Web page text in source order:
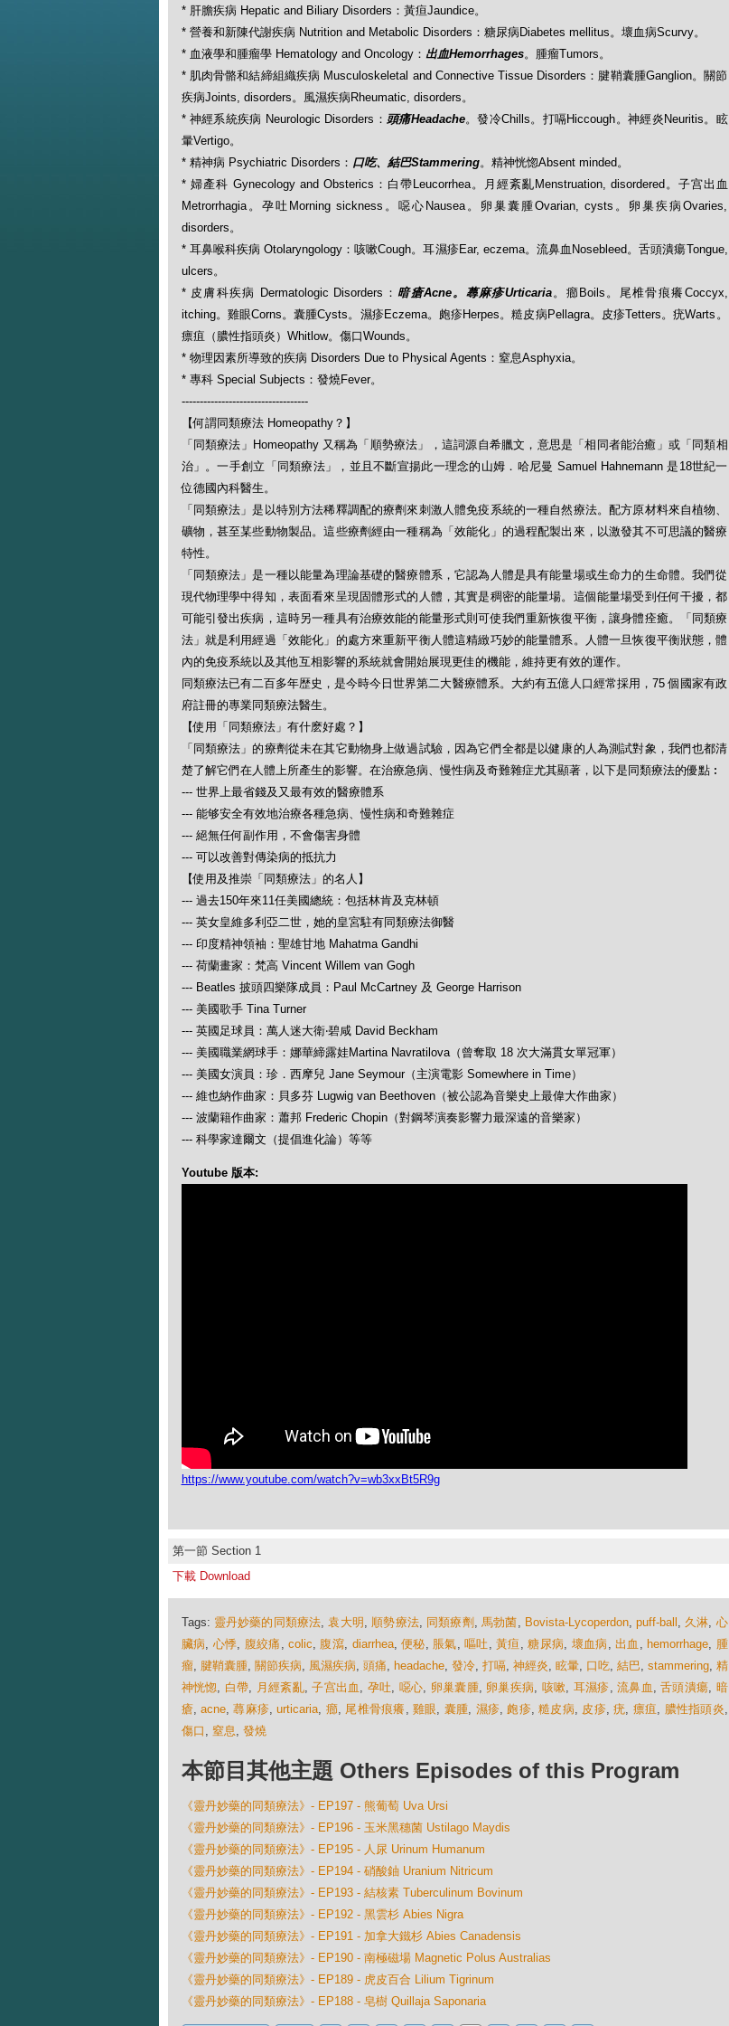
* 肝膽疾病 Hepatic and Biliary Disorders：黃疸Jaundice。
* 營養和新陳代謝疾病 Nutrition and Metabolic Disorders：糖尿病Diabetes mellitus。壞血病Scurvy。
* 血液學和腫瘤學 Hematology and Oncology： 出血Hemorrhages。腫瘤Tumors。
* 肌肉骨骼和結締組織疾病 Musculoskeletal and Connective Tissue Disorders：腱鞘囊腫Ganglion。關節
疾病Joints, disorders。風濕疾病Rheumatic, disorders。
* 神經系統疾病 Neurologic Disorders：頭痛Headache。發冷Chills。打嗝Hiccough。神經炎Neuritis。眩
暈Vertigo。
* 精神病 Psychiatric Disorders： 口吃、結巴Stammering。精神恍惚Absent minded。
* 婦產科 Gynecology and Obsterics：白帶Leucorrhea。月經紊亂Menstruation, disordered。子宫出血
Metrorrhagia。孕吐Morning sickness。噁心Nausea。卵巢囊腫Ovarian, cysts。卵巢疾病Ovaries,
disorders。
* 耳鼻喉科疾病 Otolaryngology：咳嗽Cough。耳濕疹Ear, eczema。流鼻血Nosebleed。舌頭潰瘍Tongue,
ulcers。
* 皮膚科疾病 Dermatologic Disorders： 暗瘡Acne。蕁麻疹Urticaria。癤Boils。尾椎骨痕癢Coccyx,
itching。雞眼Corns。囊腫Cysts。濕疹Eczema。皰疹Herpes。糙皮病Pellagra。皮疹Tetters。疣Warts。
瘭疽（膿性指頭炎）Whitlow。傷口Wounds。
* 物理因素所導致的疾病 Disorders Due to Physical Agents：窒息Asphyxia。
* 專科 Special Subjects：發燒Fever。
-----------------------------------
【何謂同類療法 Homeopathy？】
「同類療法」Homeopathy 又稱為「順勢療法」，這詞源自希臘文，意思是「相同者能治癒」或「同類相
治」。一手創立「同類療法」，並且不斷宣揚此一理念的山姆．哈尼曼 Samuel Hahnemann 是18世紀一
位德國內科醫生。
「同類療法」是以特別方法稀釋調配的療劑來刺激人體免疫系統的一種自然療法。配方原材料來自植物、
礦物，甚至某些動物製品。這些療劑經由一種稱為「效能化」的過程配製出來，以激發其不可思議的醫療
特性。
「同類療法」是一種以能量為理論基礎的醫療體系，它認為人體是具有能量場或生命力的生命體。我們從
現代物理學中得知，表面看來呈現固體形式的人體，其實是稠密的能量場。這個能量場受到任何干擾，都
可能引發出疾病，這時另一種具有治療效能的能量形式則可使我們重新恢復平衡，讓身體痊癒。「同類療
法」就是利用經過「效能化」的處方來重新平衡人體這精緻巧妙的能量體系。人體一旦恢復平衡狀態，體
內的免疫系統以及其他互相影響的系統就會開始展現更佳的機能，維持更有效的運作。
同類療法已有二百多年歴史，是今時今日世界第二大醫療體系。大約有五億人口經常採用，75 個國家有政
府註冊的專業同類療法醫生。
【使用「同類療法」有什麽好處？】
「同類療法」的療劑從未在其它動物身上做過試驗，因為它們全都是以健康的人為測試對象，我們也都清
楚了解它們在人體上所產生的影響。在治療急病、慢性病及奇難雜症尤其顯著，以下是同類療法的優點︰
--- 世界上最省錢及又最有效的醫療體系
--- 能够安全有效地治療各種急病、慢性病和奇難雜症
--- 絕無任何副作用，不會傷害身體
--- 可以改善對傳染病的抵抗力
【使用及推崇「同類療法」的名人】
--- 過去150年來11任美國總統：包括林肯及克林頓
--- 英女皇維多利亞二世，她的皇宮駐有同類療法御醫
--- 印度精神領袖：聖雄甘地 Mahatma Gandhi
--- 荷蘭畫家：梵高 Vincent Willem van Gogh
--- Beatles 披頭四樂隊成員：Paul McCartney 及 George Harrison
--- 美國歌手 Tina Turner
--- 英國足球員：萬人迷大衛‧碧咸 David Beckham
--- 美國職業網球手：娜華締露娃Martina Navratilova（曾奪取 18 次大滿貫女單冠軍）
--- 美國女演員：珍．西摩兒 Jane Seymour（主演電影 Somewhere in Time）
--- 維也納作曲家：貝多芬 Lugwig van Beethoven（被公認為音樂史上最偉大作曲家）
--- 波蘭籍作曲家：蕭邦 Frederic Chopin（對鋼琴演奏影響力最深遠的音樂家）
--- 科學家達爾文（提倡進化論）等等
Youtube 版本:
https://www.youtube.com/watch?v=wb3xxBt5R9g
第一節 Section 1
下載 Download
Tags: 靈丹妙藥的同類療法,袁大明 , 順勢療法, 同類療劑 , 馬勃菌, Bovista-Lycoperdon, puff-ball , 久淋, 心
臟病, 心悸, 腹絞痛 ,colic, 腹瀉, diarrhea, 便秘, 脹氣,嘔吐 ,黃疸 ,糖尿病, 壞血病 ,出血 , hemorrhage, 腫
瘤, 腱鞘囊腫, 關節疾病, 風濕疾病, 頭痛, headache, 發冷, 打嗝, 神經炎, 眩暈, 口吃, 結巴, stammering, 精
神恍惚, 白帶, 月經紊亂,子宫出血 , 孕吐, 噁心, 卵巢囊腫, 卵巢疾病, 咳嗽, 耳濕疹, 流鼻血 ,舌頭潰瘍, 暗
瘡,acne,蕁麻疹,urticaria, 癤, 尾椎骨痕癢 , 雞眼, 囊腫, 濕疹, 皰疹,糙皮病, 皮疹,疣, 瘭疽, 膿性指頭炎,
傷口 , 窒息, 發燒
本節目其他主題 Others Episodes of this Program
《靈丹妙藥的同類療法》- EP197 - 熊葡萄 Uva Ursi
《靈丹妙藥的同類療法》- EP196 - 玉米黑穗菌 Ustilago Maydis
《靈丹妙藥的同類療法》- EP195 - 人尿 Urinum Humanum
《靈丹妙藥的同類療法》- EP194 - 硝酸鈾 Uranium Nitricum
《靈丹妙藥的同類療法》- EP193 - 結核素 Tuberculinum Bovinum
《靈丹妙藥的同類療法》- EP192 - 黑雲杉 Abies Nigra
《靈丹妙藥的同類療法》- EP191 - 加拿大鐵杉 Abies Canadensis
《靈丹妙藥的同類療法》- EP190 - 南極磁場 Magnetic Polus Australias
《靈丹妙藥的同類療法》- EP189 - 虎皮百合 Lilium Tigrinum
《靈丹妙藥的同類療法》- EP188 - 皂樹 Quillaja Saponaria